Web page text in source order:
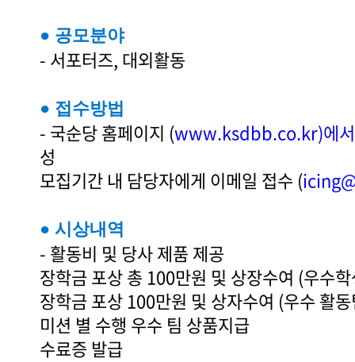
● 공모분야
- 서포터즈, 대외활동
● 접수방법
- 국순당 홈페이지 (www.ksdbb.co.kr)에서
성
모집기간 내 담당자에게 이메일 접수 (
● 시상내역
- 활동비 및 당사 제품 제공
장학금 포상 총 100만원 및 상장수여 (우수
장학금 포상 100만원 및 상자수여 (우수 활
미션 별 수행 우수 팀 상품지급
수료증 발급